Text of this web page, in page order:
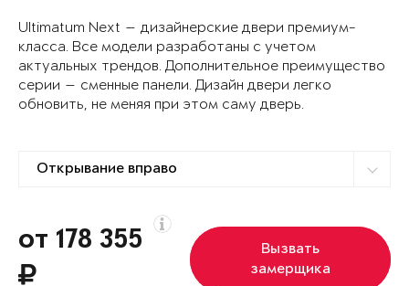
Ultimatum Next — дизайнерские двери премиум-
класса. Все модели разработаны с учетом
актуальных трендов. Дополнительное преимущество
серии — сменные панели. Дизайн двери легко
обновить, не меняя при этом саму дверь.
от 178 355
Вызвать
замерщика